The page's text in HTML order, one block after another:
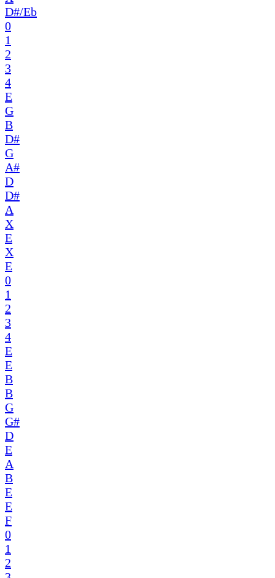
D#/Eb
0
1
2
3
4
E
G
B
D#
G
A#
D
D#
A
X
E
X
E
0
1
2
3
4
E
E
B
B
G
G#
D
E
A
B
E
E
F
0
1
2